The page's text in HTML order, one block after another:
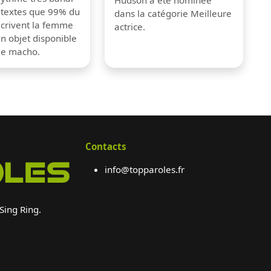
que 99% du
la femme
objet disponible
macho.
dans la catégorie Meilleure
actrice.
Ring.
Contacts
info@topparoles.fr